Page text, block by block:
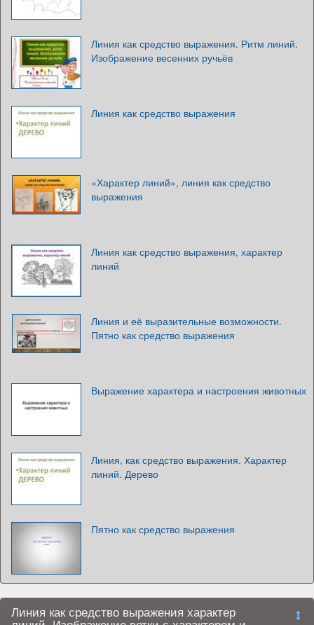
Линия как средство выражения. Ритм линий.
Изображение весенних ручьёв
Линия как средство выражения
«Характер линий», линия как средство
выражения
Линия как средство выражения, характер
линий
Линия и её выразительные возможности.
Пятно как средство выражения
Выражение характера и настроения животных
Линия, как средство выражения. Характер
линий. Дерево
Пятно как средство выражения
Линия как средство выражения характер